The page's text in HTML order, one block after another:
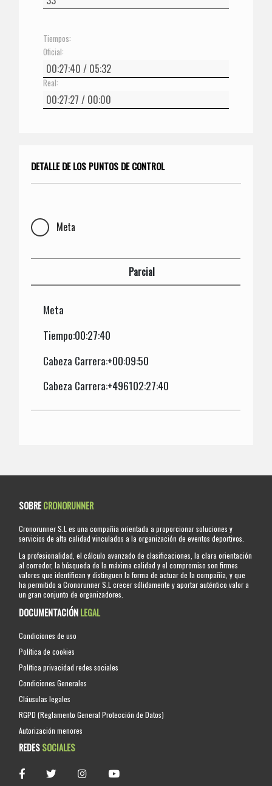
Tiempos:
Oficial:
Real:
DETALLE DE LOS PUNTOS DE CONTROL
Meta
Parcial
Meta
Tiempo:00:27:40
Cabeza Carrera:+00:09:50
Cabeza Carrera:+496102:27:40
SOBRECRONORUNNER
Cronorunner S.L es una compañia orientada a proporcionar soluciones y
servicios de alta calidad vinculados a la organización de eventos deportivos.
La profesionalidad, el cálculo avanzado de clasificaciones, la clara orientación
al corredor, la búsqueda de la máxima calidad y el compromiso son firmes
valores que identifican y distinguen la forma de actuar de la compañia, y que
ha permitido a Cronorunner S.L crecer sólidamente y aportar auténtico valor a
un gran conjunto de organizadores.
DOCUMENTACIÓNLEGAL
Condiciones de uso
Política de cookies
Política privacidad redes sociales
Condiciones Generales
Cláusulas legales
RGPD (Reglamento General Protección de Datos)
Autorización menores
REDESSOCIALES